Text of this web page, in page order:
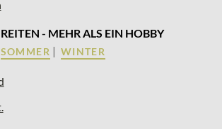
REITEN - MEHR ALS EIN HOBBY
SOMMER | WINTER